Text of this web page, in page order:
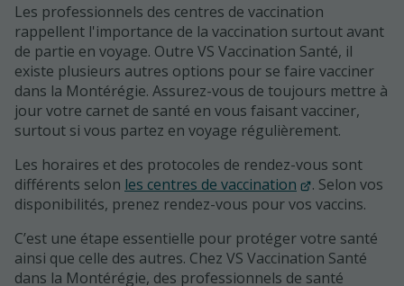
Les professionnels des centres de vaccination
rappellent l'importance de la vaccination surtout avant
de partie en voyage. Outre VS Vaccination Santé, il
existe plusieurs autres options pour se faire vacciner
dans la Montérégie. Assurez-vous de toujours mettre à
jour votre carnet de santé en vous faisant vacciner,
surtout si vous partez en voyage régulièrement.
Les horaires et des protocoles de rendez-vous sont
différents selon les centres de vaccination
. Selon vos
disponibilités, prenez rendez-vous pour vos vaccins.
C’est une étape essentielle pour protéger votre santé
ainsi que celle des autres. Chez VS Vaccination Santé
dans la Montérégie, des professionnels de santé